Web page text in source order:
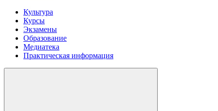
Культура
Курсы
Экзамены
Образование
Медиатека
Практическая информация